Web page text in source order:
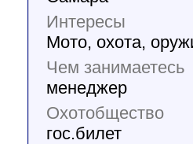
Интересы
Мото, охота,
Чем занимаетесь
менеджер
Охотобщество
гос.билет